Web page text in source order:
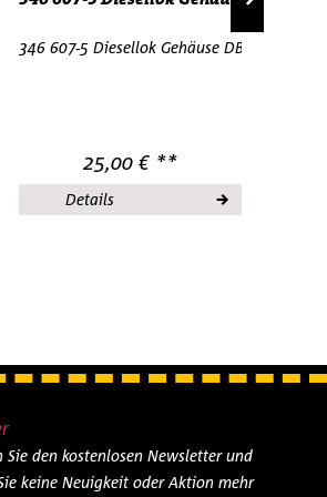
1 TT 1:120 NEU
346 607-5 Diesellok Gehäuse DB Gelb
25,00 € **
Details
Sie den kostenlosen Newsletter und
keine Neuigkeit oder Aktion mehr